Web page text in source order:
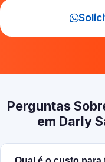
Perguntas
em Darly